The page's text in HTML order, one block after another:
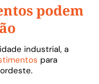
podem
industrial, a
para